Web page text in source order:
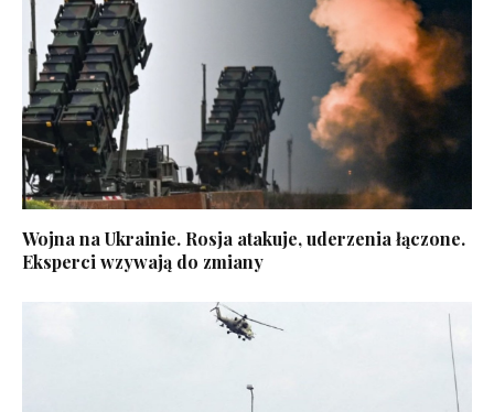
Wojna na Ukrainie. Rosja atakuje, uderzenia łączone.
Eksperci wzywają do zmiany